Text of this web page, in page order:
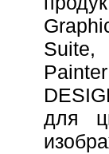
Suite,
для